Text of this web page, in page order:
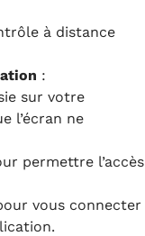
à distance
:
sur votre
l’écran ne
permettre l’accès
vous connecter